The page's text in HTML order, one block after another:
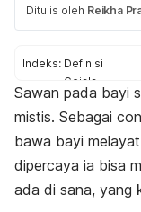
Ditulis oleh Reikha
Indeks: Definisi
Gejala
Penyebab
Pengobatan
Sawan pada bayi
mistis. Sebagai
bawa bayi
dipercaya ia bisa
ada di sana, yang